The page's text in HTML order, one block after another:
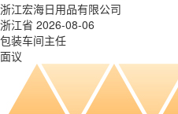
浙江宏海日用品有限公司
浙江省 2026-08-06
包装车间主任
面议